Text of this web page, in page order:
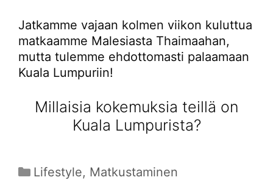
Jatkamme vajaan kolmen viikon kuluttua
matkaamme Malesiasta Thaimaahan,
mutta tulemme ehdottomasti palaamaan
Kuala Lumpuriin!
Millaisia kokemuksia teillä on
Kuala Lumpurista?
Kategoriat
Lifestyle, Matkustaminen